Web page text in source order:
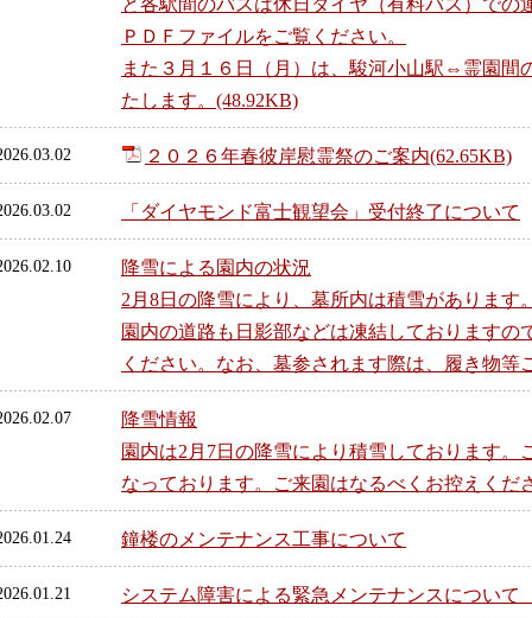
と各駅間のバスは休日ダイヤ（有料バス）での
ＰＤＦファイルをご覧ください。
また３月１６日（月）は、駿河小山駅⇔霊園間
たします。(48.92KB)
２０２６年春彼岸慰霊祭のご案内(62.65KB)
「ダイヤモンド富士観望会」受付終了について
降雪による園内の状況
2月8日の降雪により、墓所内は積雪があります
園内の道路も日影部などは凍結しておりますの
ください。なお、墓参されます際は、履き物等
降雪情報
園内は2月7日の降雪により積雪しております。
なっております。ご来園はなるべくお控えくだ
鐘楼のメンテナンス工事について
システム障害による緊急メンテナンスについて